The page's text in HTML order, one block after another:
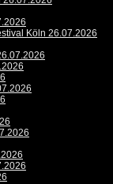
Köln 26.07.2026